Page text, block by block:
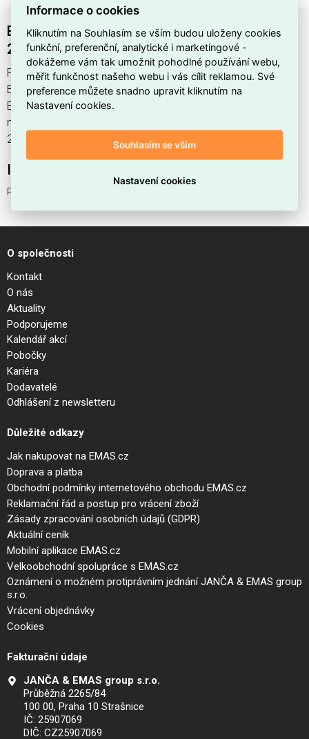
Bachman 317.101 Power Frame 2xCEE7/3
2xCAT6A short
Power Frame 2xCEE7 / 3 2xCAT6A krátký , výrobce
Bachmann, EAN 4016514022120, kód dodavatele 317.101.
Bachman 317.101 Power Frame 2xCEE7/3 2xCAT6A short
nabízíme od 1 ks. Kód EMAS Power Frame 2xCEE7 / 3
2xCAT6A krátký je ELOSOS1031443.
Power Frame 2xCEE7 / 3 2xCAT6A krátký
O společnosti
Kontakt
O nás
Aktuality
Podporujeme
Kalendář akcí
Pobočky
Kariéra
Dodavatelé
Odhlášení z newsletteru
Důležité odkazy
Jak nakupovat na EMAS.cz
Doprava a platba
Obchodní podmínky internetového obchodu EMAS.cz
Reklamační řád a postup pro vrácení zboží
Zásady zpracování osobních údajů (GDPR)
Aktuální ceník
Mobilní aplikace EMAS.cz
Velkoobchodní spolupráce s EMAS.cz
Oznámení o možném protiprávním jednání JANČA & EMAS group
s.r.o.
Vrácení objednávky
Cookies
Fakturační údaje
JANČA & EMAS group s.r.o.
Průběžná 2265/84
100 00, Praha 10 Strašnice
IČ: 25907069
DIČ: CZ25907069
Informace o cookies
Kliknutím na Souhlasím se vším budou uloženy cookies
funkční, preferenční, analytické i marketingové -
dokážeme vám tak umožnit pohodlné používání webu,
měřit funkčnost našeho webu i vás cílit reklamou. Své
preference můžete snadno upravit kliknutím na
Nastavení cookies.
Souhlasím se vším
Nastavení cookies